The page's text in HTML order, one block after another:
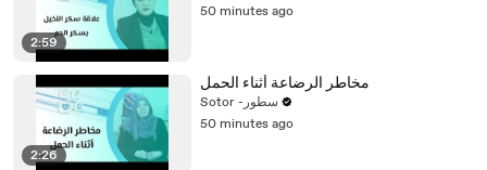
2:59
50 minutes ago
2:26
مخاطر الرضاعة أثناء الحمل
Sotor -سطور
50 minutes ago